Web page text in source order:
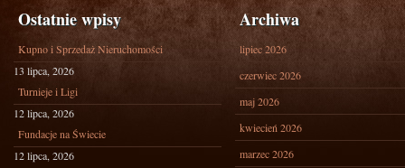
Ostatnie wpisy
Kupno i Sprzedaż Nieruchomości
13 lipca, 2026
Turnieje i Ligi
12 lipca, 2026
Fundacje na Świecie
12 lipca, 2026
Archiwa
lipiec 2026
czerwiec 2026
maj 2026
kwiecień 2026
marzec 2026